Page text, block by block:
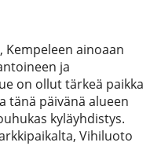
ainoaan
ja
on ollut tärkeä paikka
tänä päivänä alueen
kyläyhdistys.
Vihiluoto